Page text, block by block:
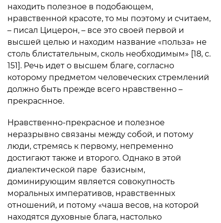
находить полезное в подобающем,
нравственной красоте, то мы поэтому и считаем,
– писал Цицерон, – все это своей первой и
высшей целью и находим название «польза» не
столь блистательным, сколь необходимым» [18, с.
151]. Речь идет о высшем благе, согласно
которому предметом человеческих стремлений
должно быть прежде всего нравственно –
прекраснное.
Нравственно-прекрасное и полезное
неразрывно связаны между собой, и потому
люди, стремясь к первому, непременно
достигают также и второго. Однако в этой
диалектической паре базисным,
доминирующим является совокупность
моральных императивов, нравственных
отношений, и потому «чаша весов, на которой
находятся духовные блага, настолько